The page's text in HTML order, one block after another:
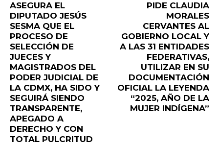
ASEGURA EL
DIPUTADO JESÚS
SESMA QUE EL
PROCESO DE
SELECCIÓN DE
JUECES Y
MAGISTRADOS DEL
PODER JUDICIAL DE
LA CDMX, HA SIDO Y
SEGUIRÁ SIENDO
TRANSPARENTE,
APEGADO A
DERECHO Y CON
TOTAL PULCRITUD
PIDE CLAUDIA
MORALES
CERVANTES AL
GOBIERNO LOCAL Y
A LAS 31 ENTIDADES
FEDERATIVAS,
UTILIZAR EN SU
DOCUMENTACIÓN
OFICIAL LA LEYENDA
“2025, AÑO DE LA
MUJER INDÍGENA”